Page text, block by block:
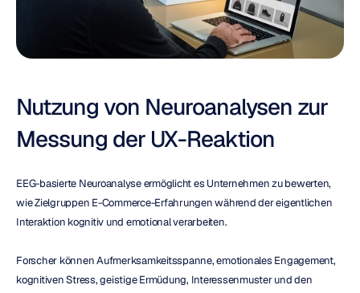
Nutzung von Neuroanalysen zur
Messung der UX-Reaktion
EEG-basierte Neuroanalyse ermöglicht es Unternehmen zu bewerten,
wie Zielgruppen E-Commerce-Erfahrungen während der eigentlichen
Interaktion kognitiv und emotional verarbeiten.
Forscher können Aufmerksamkeitsspanne, emotionales Engagement,
kognitiven Stress, geistige Ermüdung, Interessenmuster und den